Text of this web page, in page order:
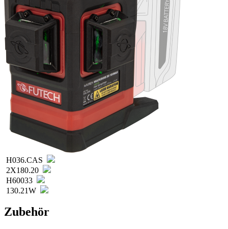
H036.CAS
2X180.20
H60033
130.21W
Zubehör